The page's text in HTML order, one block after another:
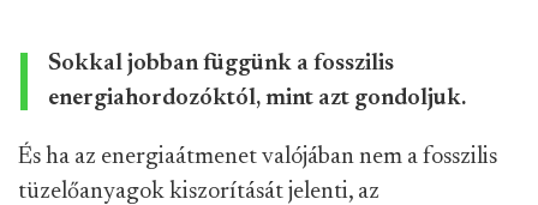
Sokkal jobban függünk a fosszilis
energiahordozóktól, mint azt gondoljuk.
És ha az energiaátmenet valójában nem a fosszilis
tüzelőanyagok kiszorítását jelenti, az